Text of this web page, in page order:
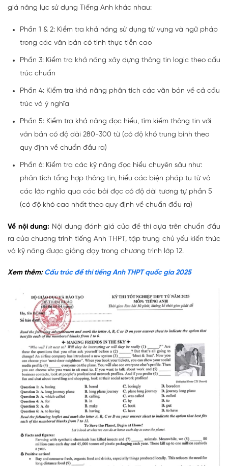
giá năng lực sử dụng Tiếng Anh khác nhau:
Phần 1 & 2: Kiểm tra khả năng sử dụng từ vựng và ngữ pháp
trong các văn bản có tính thực tiễn cao
Phần 3: Kiểm tra khả năng xây dựng thông tin logic theo cấu
trúc chuẩn
Phần 4: Kiểm tra khả năng phân tích các văn bản về cả cấu
trúc và ý nghĩa
Phần 5: Kiểm tra khả năng đọc hiểu, tìm kiếm thông tin với
văn bản có độ dài 280-300 từ (có độ khó trung bình theo
quy định về chuẩn đầu ra)
Phần 6: Kiểm tra các kỹ năng đọc hiểu chuyên sâu như:
phân tích tổng hợp thông tin, hiểu các biện pháp tu từ và
các lớp nghĩa qua các bài đọc có độ dài tương tự phần 5
(có độ khó cao nhất theo quy định về chuẩn đầu ra)
Về nội dung: Nội dung đánh giá của đề thi dựa trên chuẩn đầu
ra của chương trình tiếng Anh THPT, tập trung chủ yếu kiến thức
và kỹ năng được giảng dạy trong chương trình lớp 12.
Xem thêm: Cấu trúc đề thi tiếng Anh THPT quốc gia 2025